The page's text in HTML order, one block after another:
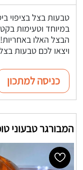
טבעות בצל בציפוי
במיוחד וטעימות
הבצל האלו
ויצאו לכם טבעות
כניסה למתכון
המבורגר טבעוני